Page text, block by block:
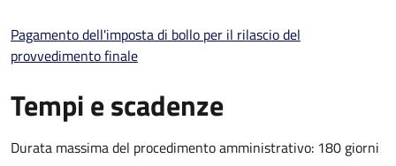
Pagamento dell'imposta di bollo per il rilascio del
provvedimento finale
Tempi e scadenze
Durata massima del procedimento amministrativo: 180 giorni